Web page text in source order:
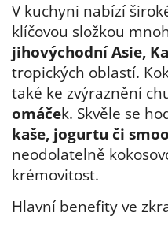
V kuchyni nabízí
klíčovou složkou
jihovýchodní Asie,
tropických oblastí.
také ke zvýraznění
omáček. Skvěle se
kaše, jogurtu či
neodolatelně
krémovitost.
Hlavní benefity ve